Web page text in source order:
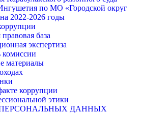
по МО «Городской округ
2022-2026 годы
база
экспертиза
комиссии
материалы
коррупции
этики
ДАННЫХ